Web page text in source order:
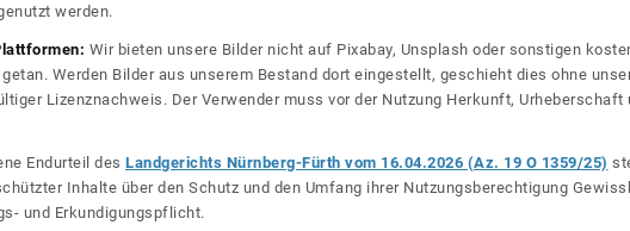
werden.
Wir bieten unsere Bilder nicht auf Pixabay, Unsplash oder sonstigen
Werden Bilder aus unserem Bestand dort eingestellt, geschieht dies ohne
Lizenznachweis. Der Verwender muss vor der Nutzung Herkunft,
Endurteil des Landgerichts Nürnberg-Fürth vom 16.04.2026 (Az. 19 O 1359/25)
Inhalte über den Schutz und den Umfang ihrer Nutzungsberechtigung
und Erkundigungspflicht.